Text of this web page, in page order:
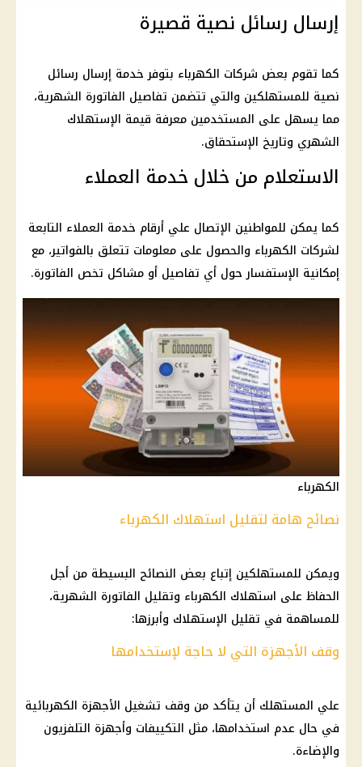
إرسال رسائل نصية قصيرة
كما تقوم بعض شركات الكهرباء بتوفر خدمة إرسال رسائل
نصية للمستهلكين والتي تتضمن تفاصيل الفاتورة الشهرية،
مما يسهل على المستخدمين معرفة قيمة الإستهلاك
الشهري وتاريخ الإستحقاق.
الاستعلام من خلال خدمة العملاء
كما يمكن للمواطنين الإتصال علي أرقام خدمة العملاء التابعة
لشركات الكهرباء والحصول على معلومات تتعلق بالفواتير، مع
إمكانية الإستفسار حول أي تفاصيل أو مشاكل تخص الفاتورة.
الكهرباء
نصائح هامة لتقليل استهلاك الكهرباء
ويمكن للمستهلكين إتباع بعض النصائح البسيطة من أجل
الحفاظ على استهلاك الكهرباء وتقليل الفاتورة الشهرية،
للمساهمة في تقليل الإستهلاك وأبرزها:
وقف الأجهزة التي لا حاجة لإستخدامها
علي المستهلك أن يتأكد من وقف تشغيل الأجهزة الكهربائية
في حال عدم استخدامها، مثل التكييفات وأجهزة التلفزيون
والإضاءة.